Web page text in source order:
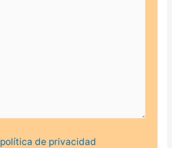
política de privacidad